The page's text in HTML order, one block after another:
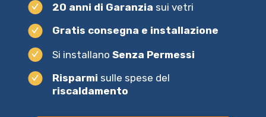
20 anni di Garanzia sui vetri
Gratis consegna e installazione
Si installano Senza Permessi
Risparmi sulle spese del
riscaldamento